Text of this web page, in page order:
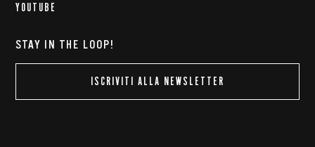
YOUTUBE
STAY IN THE LOOP!
ISCRIVITI ALLA NEWSLETTER